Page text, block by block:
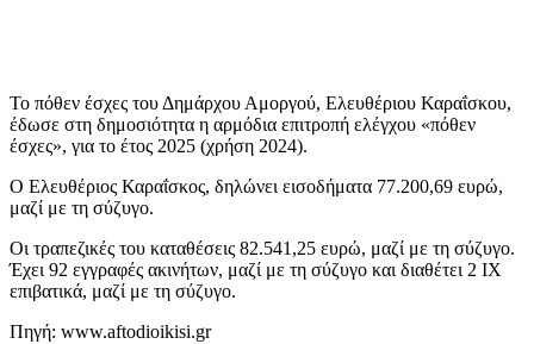
Το πόθεν έσχες του Δημάρχου Αμοργού, Ελευθέριου Καραΐσκου,
έδωσε στη δημοσιότητα η αρμόδια επιτροπή ελέγχου «πόθεν
έσχες», για το έτος 2025 (χρήση 2024).
Ο Ελευθέριος Καραΐσκος, δηλώνει εισοδήματα 77.200,69 ευρώ,
μαζί με τη σύζυγο.
Οι τραπεζικές του καταθέσεις 82.541,25 ευρώ, μαζί με τη σύζυγο.
Έχει 92 εγγραφές ακινήτων, μαζί με τη σύζυγο και διαθέτει 2 ΙΧ
επιβατικά, μαζί με τη σύζυγο.
Πηγή: www.aftodioikisi.gr